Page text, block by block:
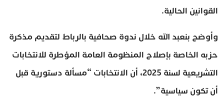
القوانين الحالية.
وأوضح بنعبد الله خلال ندوة صحافية بالرباط لتقديم مذكرة
حزبه الخاصة بإصلاح المنظومة العامة المؤطرة للانتخابات
التشريعية لسنة 2025، أن الانتخابات “مسألة دستورية قبل
أن تكون سياسية”.